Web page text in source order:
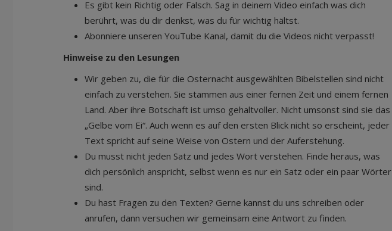
Es gibt kein Richtig oder Falsch. Sag in deinem Video einfach was dich
berührt, was du dir denkst, was du für wichtig hältst.
Abonniere unseren YouTube Kanal, damit du die Videos nicht verpasst!
Hinweise zu den Lesungen
Wir geben zu, die für die Osternacht ausgewählten Bibelstellen sind nicht
einfach zu verstehen. Sie stammen aus einer fernen Zeit und einem fernen
Land. Aber ihre Botschaft ist umso gehaltvoller. Nicht umsonst sind sie das
„Gelbe vom Ei“. Auch wenn es auf den ersten Blick nicht so erscheint, jeder
Text spricht auf seine Weise von Ostern und der Auferstehung.
Du musst nicht jeden Satz und jedes Wort verstehen. Finde heraus, was
dich persönlich anspricht, selbst wenn es nur ein Satz oder ein paar Wörter
sind.
Du hast Fragen zu den Texten? Gerne kannst du uns schreiben oder
anrufen, dann versuchen wir gemeinsam eine Antwort zu finden.